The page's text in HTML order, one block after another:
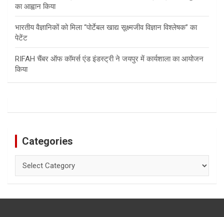
का आह्वान किया
भारतीय वैज्ञानिकों को मिला “पोर्टेबल खाद्य सूक्ष्मजीव विज्ञान विश्लेषक” का
पेटेंट
RIFAH चैंबर ऑफ कॉमर्स एंड इंडस्ट्री ने जयपुर में कार्यशाला का आयोजन
किया
Categories